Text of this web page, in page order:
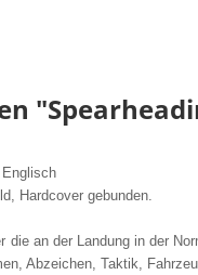
Hardcover gebunden.
die an der Landung in der
Abzeichen, Taktik,